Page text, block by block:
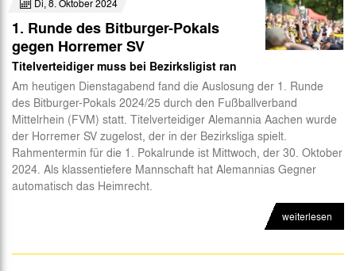
Di, 8. Oktober 2024
1. Runde des Bitburger-Pokals
gegen Horremer SV
Titelverteidiger muss bei Bezirksligist ran
Am heutigen Dienstagabend fand die Auslosung der 1. Runde
des Bitburger-Pokals 2024/25 durch den Fußballverband
Mittelrhein (FVM) statt. Titelverteidiger Alemannia Aachen wurde
der Horremer SV zugelost, der in der Bezirksliga spielt.
Rahmentermin für die 1. Pokalrunde ist Mittwoch, der 30. Oktober
2024. Als klassentiefere Mannschaft hat Alemannias Gegner
automatisch das Heimrecht.
weiterlesen